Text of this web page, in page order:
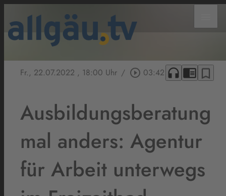
Fr., 22.07.2022 , 18:00 Uhr / play_circle_outline 03:42 headphones chrome_reader_mode bookmark_border
Ausbildungsberatung
mal anders: Agentur
für Arbeit unterwegs